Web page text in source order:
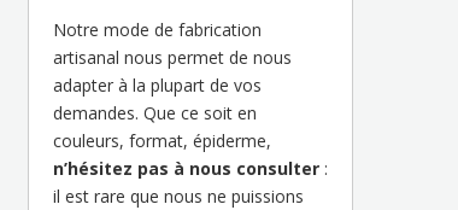
Notre mode de fabrication
artisanal nous permet de nous
adapter à la plupart de vos
demandes. Que ce soit en
couleurs, format, épiderme,
n’hésitez pas à nous consulter :
il est rare que nous ne puissions